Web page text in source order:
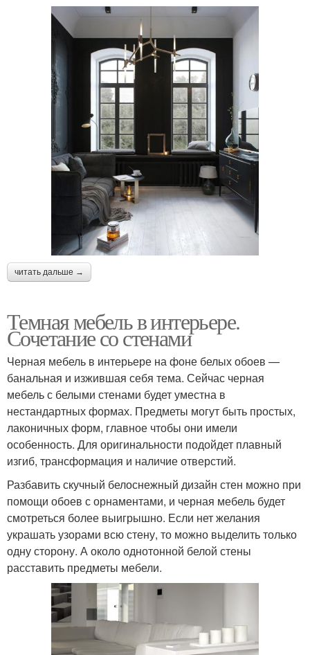
читать дальше →
Темная мебель в интерьере.
Сочетание со стенами
Черная мебель в интерьере на фоне белых обоев —
банальная и изжившая себя тема. Сейчас черная
мебель с белыми стенами будет уместна в
нестандартных формах. Предметы могут быть простых,
лаконичных форм, главное чтобы они имели
особенность. Для оригинальности подойдет плавный
изгиб, трансформация и наличие отверстий.
Разбавить скучный белоснежный дизайн стен можно при
помощи обоев с орнаментами, и черная мебель будет
смотреться более выигрышно. Если нет желания
украшать узорами всю стену, то можно выделить только
одну сторону. А около однотонной белой стены
расставить предметы мебели.